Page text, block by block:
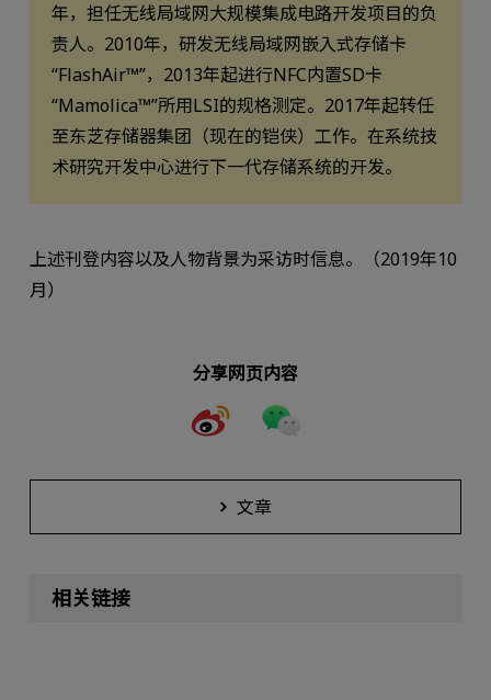
年，担任无线局域网大规模集成电路开发项目的负
责人。2010年，研发无线局域网嵌入式存储卡
“FlashAir™”，2013年起进行NFC内置SD卡
“Mamolica™”所用LSI的规格测定。2017年起转任
至东芝存储器集团（现在的铠侠）工作。在系统技
术研究开发中心进行下一代存储系统的开发。
上述刊登内容以及人物背景为采访时信息。（2019年10
月）
分享网页内容
文章
相关链接